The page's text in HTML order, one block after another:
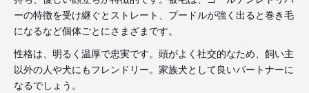
ーの特徴を受け継ぐとストレート、プードルが強く出ると巻き毛
になるなど個体ごとにさまざまです。
性格は、明るく温厚で忠実です。頭がよく社交的なため、飼い主
以外の人や犬にもフレンドリー。家族犬として良いパートナーに
なるでしょう。